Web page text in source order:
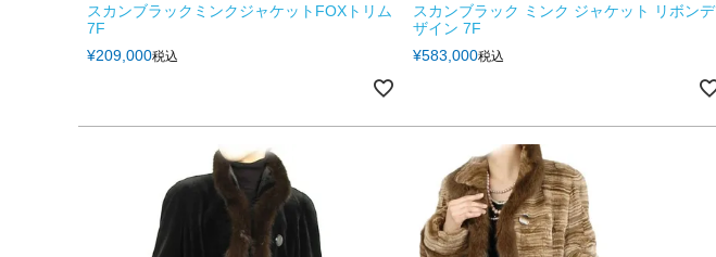
スカンブラックミンクジャケットFOXトリム
7F
¥209,000税込
スカンブラック ミンク ジャケット リボンデ
ザイン 7F
¥583,000税込